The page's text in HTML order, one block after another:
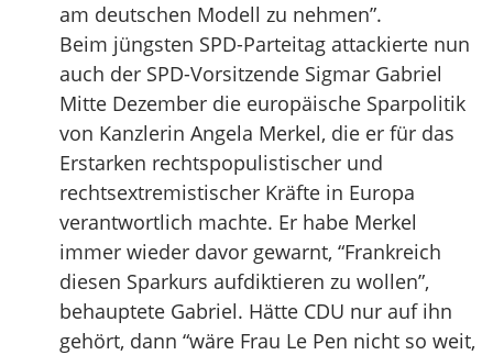
am deutschen Modell zu nehmen”.
Beim jüngsten SPD-Parteitag attackierte nun
auch der SPD-Vorsitzende Sigmar Gabriel
Mitte Dezember die europäische Sparpolitik
von Kanzlerin Angela Merkel, die er für das
Erstarken rechtspopulistischer und
rechtsextremistischer Kräfte in Europa
verantwortlich machte. Er habe Merkel
immer wieder davor gewarnt, “Frankreich
diesen Sparkurs aufdiktieren zu wollen”,
behauptete Gabriel. Hätte CDU nur auf ihn
gehört, dann “wäre Frau Le Pen nicht so weit,